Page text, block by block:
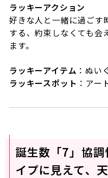
ラッキーアクション
好きな人と一緒に過ごす
する、約束しなくても会
ます。
ラッキーアイテム ：ぬい
ラッキースポット ：アー
誕生数「7」協
イプに見えて、